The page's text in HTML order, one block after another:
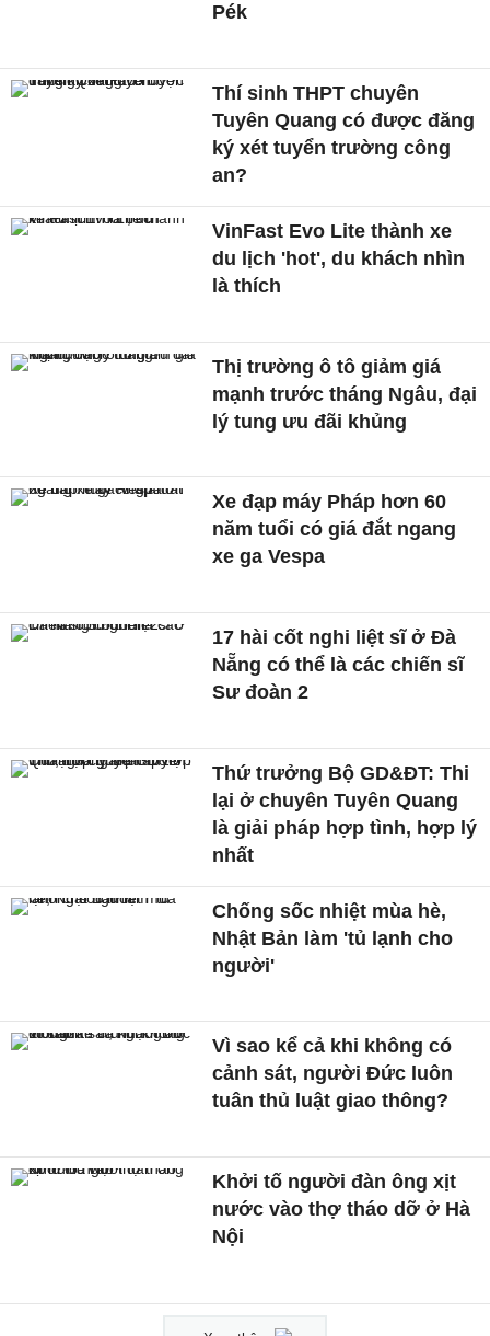
Pék
Thí sinh THPT chuyên
Tuyên Quang có được đăng
ký xét tuyển trường công
an?
VinFast Evo Lite thành xe
du lịch 'hot', du khách nhìn
là thích
Thị trường ô tô giảm giá
mạnh trước tháng Ngâu, đại
lý tung ưu đãi khủng
Xe đạp máy Pháp hơn 60
năm tuổi có giá đắt ngang
xe ga Vespa
17 hài cốt nghi liệt sĩ ở Đà
Nẵng có thể là các chiến sĩ
Sư đoàn 2
Thứ trưởng Bộ GD&ĐT: Thi
lại ở chuyên Tuyên Quang
là giải pháp hợp tình, hợp lý
nhất
Chống sốc nhiệt mùa hè,
Nhật Bản làm 'tủ lạnh cho
người'
Vì sao kể cả khi không có
cảnh sát, người Đức luôn
tuân thủ luật giao thông?
Khởi tố người đàn ông xịt
nước vào thợ tháo dỡ ở Hà
Nội